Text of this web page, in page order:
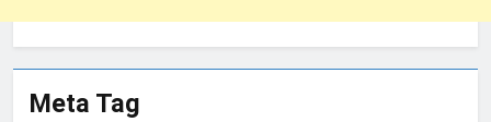
Meta Tag